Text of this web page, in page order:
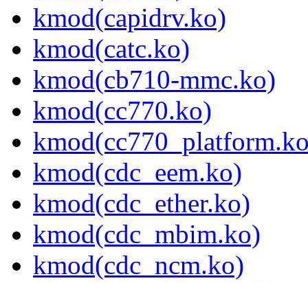
kmod(capidrv.ko)
kmod(catc.ko)
kmod(cb710-mmc.ko)
kmod(cc770.ko)
kmod(cdc_eem.ko)
kmod(cdc_ether.ko)
kmod(cdc_mbim.ko)
kmod(cdc_ncm.ko)